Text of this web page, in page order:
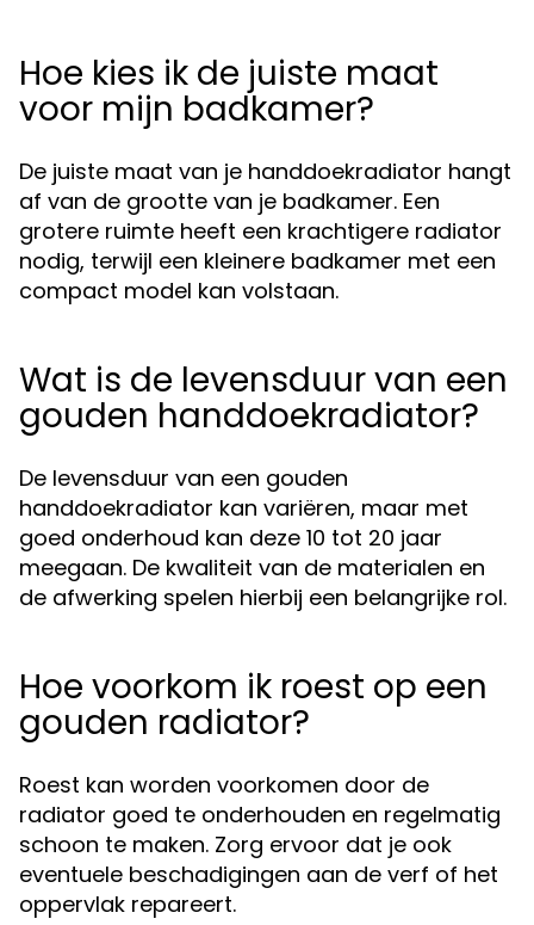
Hoe kies ik de juiste maat
voor mijn badkamer?
De juiste maat van je handdoekradiator hangt
af van de grootte van je badkamer. Een
grotere ruimte heeft een krachtigere radiator
nodig, terwijl een kleinere badkamer met een
compact model kan volstaan.
Wat is de levensduur van een
gouden handdoekradiator?
De levensduur van een gouden
handdoekradiator kan variëren, maar met
goed onderhoud kan deze 10 tot 20 jaar
meegaan. De kwaliteit van de materialen en
de afwerking spelen hierbij een belangrijke rol.
Hoe voorkom ik roest op een
gouden radiator?
Roest kan worden voorkomen door de
radiator goed te onderhouden en regelmatig
schoon te maken. Zorg ervoor dat je ook
eventuele beschadigingen aan de verf of het
oppervlak repareert.